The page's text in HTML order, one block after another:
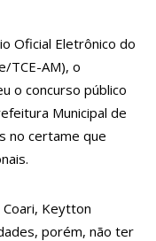
político da Ieadam para
– Veja vídeo!
de ato pró-Brasil
na zona Leste de
sobre piso salarial
Oficial Eletrônico do
TCE-AM), o
o concurso público
Municipal de
no certame que
Keytton
porém, não ter